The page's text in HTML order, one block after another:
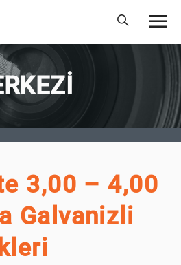
3,00 – 4,00
Galvanizli